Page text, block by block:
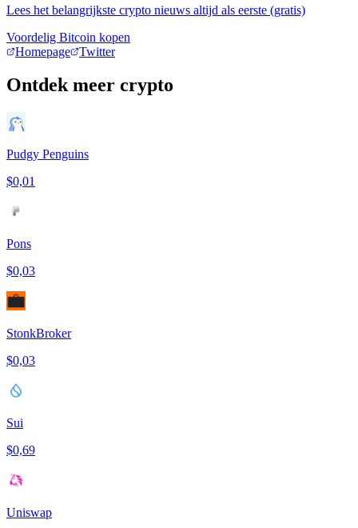
Lees het belangrijkste crypto nieuws altijd als eerste (gratis)
Voordelig Bitcoin kopen
Homepage
Twitter
Ontdek meer crypto
Pudgy Penguins
$0,01
Pons
$0,03
StonkBroker
$0,03
Sui
$0,69
Uniswap